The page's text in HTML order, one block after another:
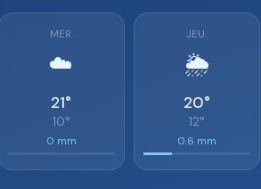
MER.
☁️
21°
10°
0 mm
JEU.
🌦️
20°
12°
0.6 mm